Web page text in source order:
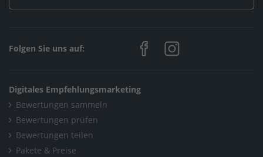
Folgen Sie uns auf:
Digitales Empfehlungsmarketing
Bewertungen sammeln
Bewertungen prüfen
Bewertungen teilen
Pakete & Preise